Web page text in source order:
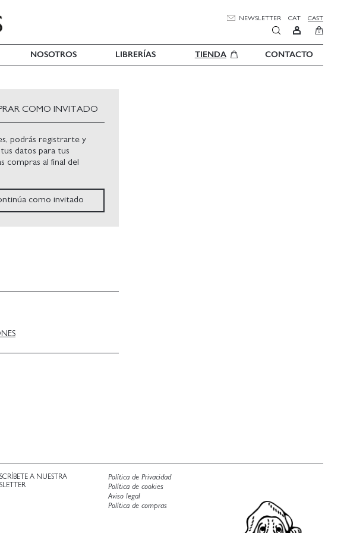
NEWSLETTER CAT CAST
0
NOSOTROS LIBRERÍAS TIENDA CONTACTO
COMO INVITADO
podrás registrarte y
datos para tus
compras al final del
como invitado
A NUESTRA
Política de Privacidad
Política de cookies
Aviso legal
Política de compras